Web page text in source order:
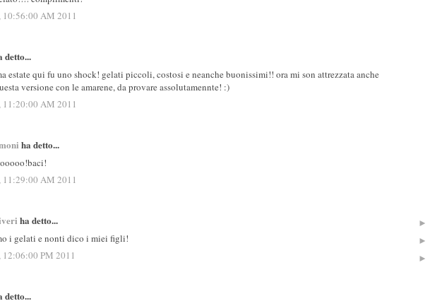
10:56:00 AM 2011
detto...
estate qui fu uno shock! gelati piccoli, costosi e neanche buonissimi!! ora mi son attrezzata anche
versione con le amarene, da provare assolutamennte! :)
11:20:00 AM 2011
ha detto...
11:29:00 AM 2011
ha detto...
i gelati e nonti dico i miei figli!
12:06:00 PM 2011
detto...
►
►
►